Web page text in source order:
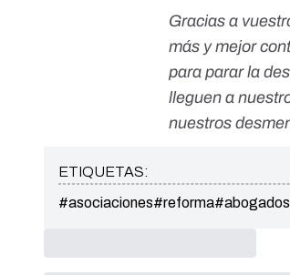
Gracias a
más y mejor
para parar la
lleguen a
nuestros
ETIQUETAS:
#asociaciones#reforma#abogados